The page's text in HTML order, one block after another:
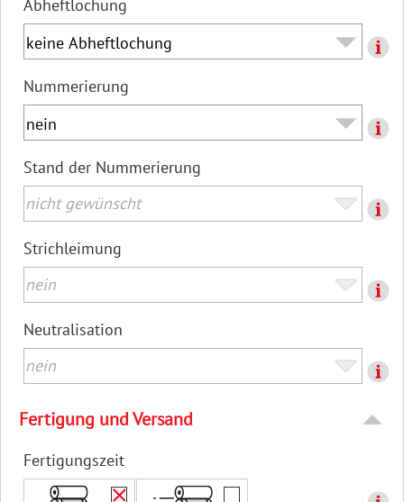
Abheftlochung
Nummerierung
Stand der Nummerierung
Strichleimung
Neutralisation
Fertigung und Versand
Fertigungszeit